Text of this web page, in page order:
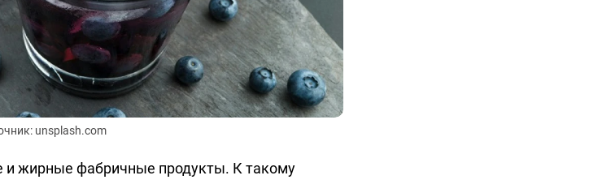
unsplash.com
и жирные фабричные продукты. К такому